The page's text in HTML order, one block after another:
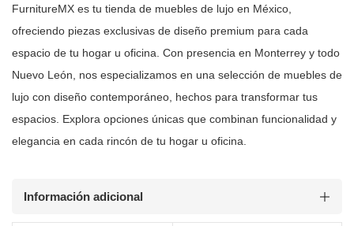
FurnitureMX es tu tienda de muebles de lujo en México,
ofreciendo piezas exclusivas de diseño premium para cada
espacio de tu hogar u oficina. Con presencia en Monterrey y todo
Nuevo León, nos especializamos en una selección de muebles de
lujo con diseño contemporáneo, hechos para transformar tus
espacios. Explora opciones únicas que combinan funcionalidad y
elegancia en cada rincón de tu hogar u oficina.
Información adicional